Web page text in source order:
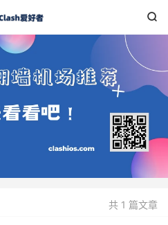

共 1 篇文章